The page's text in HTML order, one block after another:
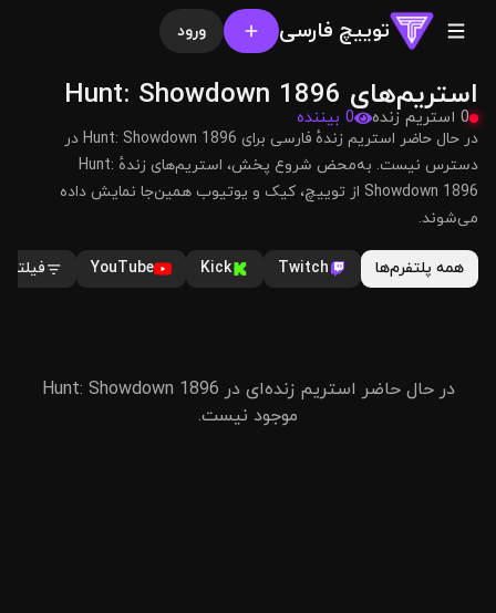
توییچ فارسی ورود
استریم‌های Hunt: Showdown 1896
0 استریم زنده 0 بیننده
در حال حاضر استریم زندهٔ فارسی برای Hunt: Showdown 1896 در
دسترس نیست. به‌محض شروع پخش، استریم‌های زندهٔ Hunt:
Showdown 1896 از توییچ، کیک و یوتیوب همین‌جا نمایش داده
می‌شوند.
همه پلتفرم‌ها Twitch
Kick
YouTube
در حال حاضر استریم زنده‌ای در Hunt: Showdown 1896
موجود نیست.